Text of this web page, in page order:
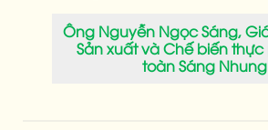
Ông Nguyễn Ngọc Sáng,
Sản xuất và Chế biến
toàn Sáng Nhung